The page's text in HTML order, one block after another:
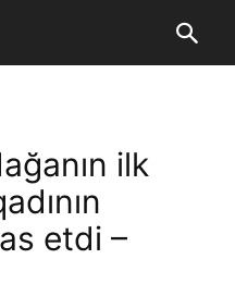
ilk
etdi –